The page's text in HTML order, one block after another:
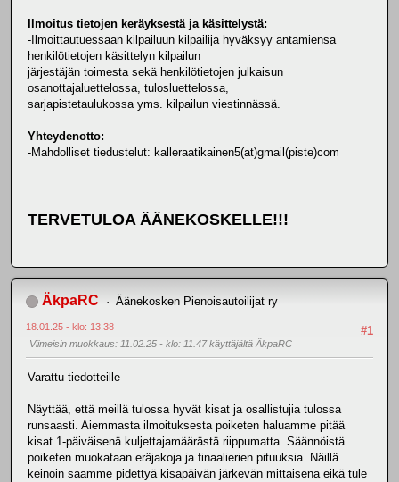
Ilmoitus tietojen keräyksestä ja käsittelystä:
-Ilmoittautuessaan kilpailuun kilpailija hyväksyy antamiensa
henkilötietojen käsittelyn kilpailun
järjestäjän toimesta sekä henkilötietojen julkaisun
osanottajaluettelossa, tulosluettelossa,
sarjapistetaulukossa yms. kilpailun viestinnässä.
Yhteydenotto:
-Mahdolliset tiedustelut: kalleraatikainen5(at)gmail(piste)com
TERVETULOA ÄÄNEKOSKELLE!!!
ÄkpaRC Äänekosken Pienoisautoilijat ry
#1
18.01.25 - klo: 13.38
Viimeisin muokkaus: 11.02.25 - klo: 11.47 käyttäjältä ÄkpaRC
Varattu tiedotteille
Näyttää, että meillä tulossa hyvät kisat ja osallistujia tulossa
runsaasti. Aiemmasta ilmoituksesta poiketen haluamme pitää
kisat 1-päiväisenä kuljettajamäärästä riippumatta. Säännöistä
poiketen muokataan eräjakoja ja finaalierien pituuksia. Näillä
keinoin saamme pidettyä kisapäivän järkevän mittaisena eikä tule